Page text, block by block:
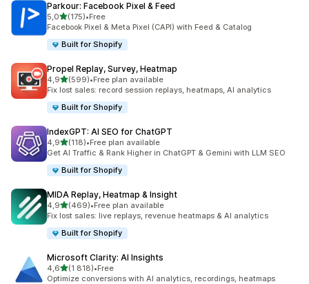
Parkour: Facebook Pixel & Feed
5,0na 5 gwiazdek
(175)
Łączna liczba recenzji: 175
•Free
Facebook Pixel & Meta Pixel (CAPI) with Feed & Catalog
Built for Shopify
Propel Replay, Survey, Heatmap
4,9na 5 gwiazdek
(599)
Łączna liczba recenzji: 599
•Free plan available
Fix lost sales: record session replays, heatmaps, AI analytics
Built for Shopify
IndexGPT: AI SEO for ChatGPT
4,9na 5 gwiazdek
(118)
Łączna liczba recenzji: 118
•Free plan available
Get AI Traffic & Rank Higher in ChatGPT & Gemini with LLM SEO
Built for Shopify
MIDA Replay, Heatmap & Insight
4,9na 5 gwiazdek
(469)
Łączna liczba recenzji: 469
•Free plan available
Fix lost sales: live replays, revenue heatmaps & AI analytics
Built for Shopify
Microsoft Clarity: AI Insights
4,6na 5 gwiazdek
(1 818)
Łączna liczba recenzji: 1818
•Free
Optimize conversions with AI analytics, recordings, heatmaps